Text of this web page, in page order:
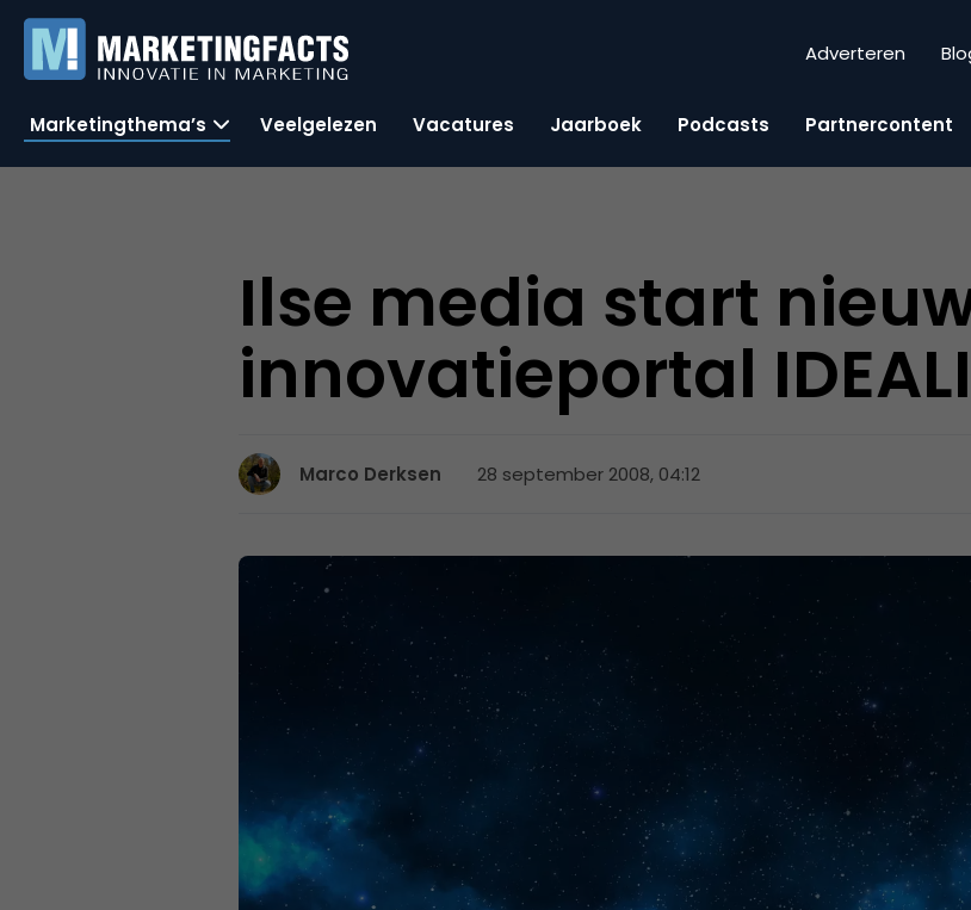
Adverteren
Marketingthema’s Veelgelezen Vacatures Jaarboek Podcasts Partnercontent
Ilse media start
innovatieportal
Marco Derksen 28 september 2008, 04:12